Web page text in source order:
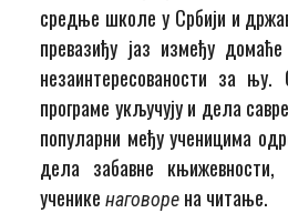
средње школе у Србији и
превазиђу јаз између
незаинтересованости за
програме укључују и дела
популарни међу ученицима
дела забавне
ученикенаговоре на читање.